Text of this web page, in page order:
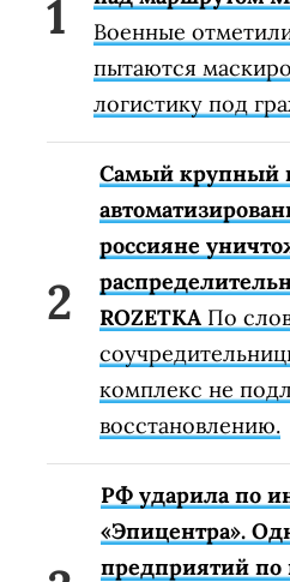
Военные
пытаются
логистику под
Самый крупный
россияне
ROZETKA По
комплекс не
восстановлению.
РФ ударила по
«Эпицентра».
предприятий по